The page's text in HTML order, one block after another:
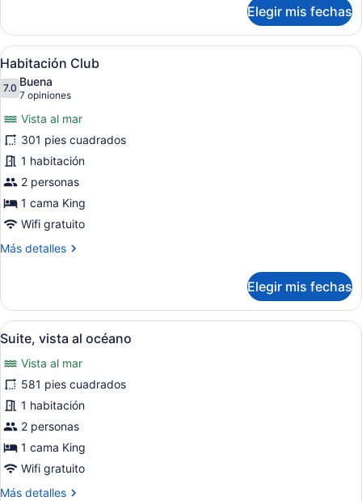
vista
al
océano
Elegir mis fechas
Abrir
todas
las
fotos
de
Habitación
Club
Habitación de hotel con una
6
Habitación Club
7.07.0 de 10
Buena
7 opiniones
(7
opiniones)
Vista al mar
301 pies cuadrados
1 habitación
2 personas
1 cama King
Wifi gratuito
Más detalles
Más
Club
Elegir mis fechas
Abrir
todas
las
fotos
de
Suite,
vista
al
océano
Habitación de hotel con una
9
Suite, vista al océano
Vista al mar
581 pies cuadrados
1 habitación
2 personas
1 cama King
Wifi gratuito
Más detalles
Más